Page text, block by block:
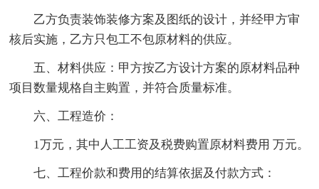
乙方负责装饰装修方案及图纸的设计，并经甲方审
核后实施，乙方只包工不包原材料的供应。
五、材料供应：甲方按乙方设计方案的原材料品种
项目数量规格自主购置，并符合质量标准。
六、工程造价：
1万元，其中人工工资及税费购置原材料费用 万元。
七、工程价款和费用的结算依据及付款方式：